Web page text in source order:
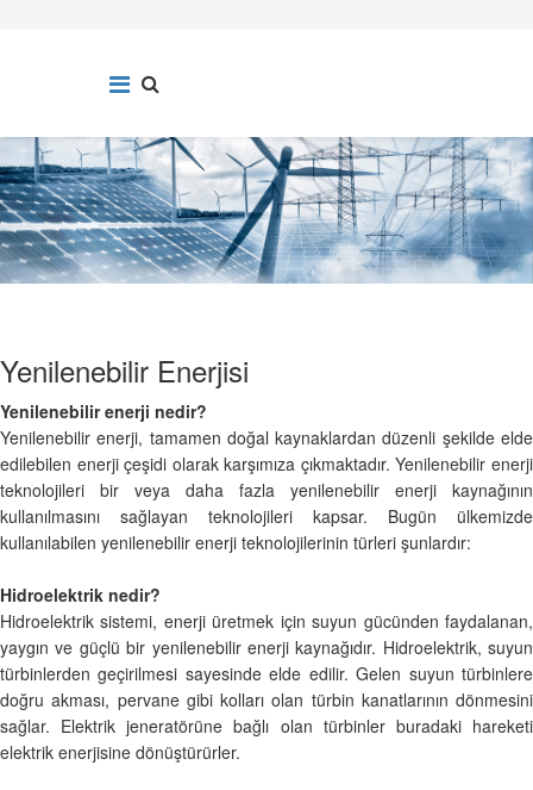
Yenilenebilir Enerjisi
Yenilenebilir enerji nedir?
Yenilenebilir enerji, tamamen doğal kaynaklardan düzenli şekilde elde
edilebilen enerji çeşidi olarak karşımıza çıkmaktadır. Yenilenebilir enerji
teknolojileri bir veya daha fazla yenilenebilir enerji kaynağının
kullanılmasını sağlayan teknolojileri kapsar. Bugün ülkemizde
kullanılabilen yenilenebilir enerji teknolojilerinin türleri şunlardır:
Hidroelektrik nedir?
Hidroelektrik sistemi, enerji üretmek için suyun gücünden faydalanan,
yaygın ve güçlü bir yenilenebilir enerji kaynağıdır. Hidroelektrik, suyun
türbinlerden geçirilmesi sayesinde elde edilir. Gelen suyun türbinlere
doğru akması, pervane gibi kolları olan türbin kanatlarının dönmesini
sağlar. Elektrik jeneratörüne bağlı olan türbinler buradaki hareketi
elektrik enerjisine dönüştürürler.